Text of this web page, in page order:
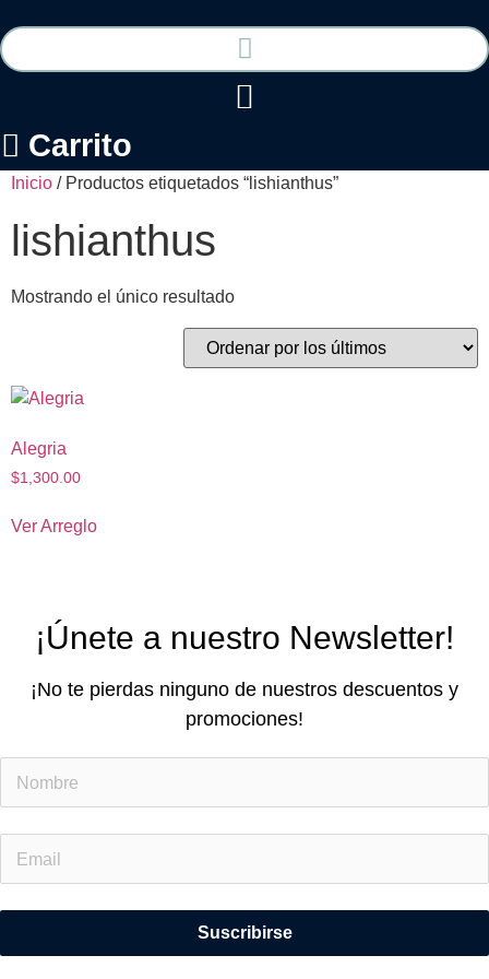
al
contenido
Carrito
Inicio / Productos etiquetados “lishianthus”
lishianthus
Mostrando el único resultado
Alegria
$1,300.00
Ver Arreglo
¡Únete a nuestro Newsletter!
¡No te pierdas ninguno de nuestros descuentos y
promociones!
Suscribirse